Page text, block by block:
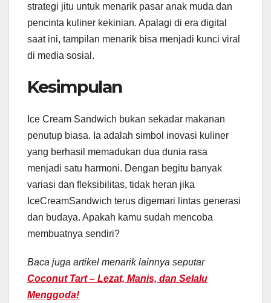
strategi jitu untuk menarik pasar anak muda dan
pencinta kuliner kekinian. Apalagi di era digital
saat ini, tampilan menarik bisa menjadi kunci viral
di media sosial.
Kesimpulan
Ice Cream Sandwich bukan sekadar makanan
penutup biasa. Ia adalah simbol inovasi kuliner
yang berhasil memadukan dua dunia rasa
menjadi satu harmoni. Dengan begitu banyak
variasi dan fleksibilitas, tidak heran jika
IceCreamSandwich terus digemari lintas generasi
dan budaya. Apakah kamu sudah mencoba
membuatnya sendiri?
Baca juga artikel menarik lainnya seputar
Coconut Tart – Lezat, Manis, dan Selalu
Menggoda!